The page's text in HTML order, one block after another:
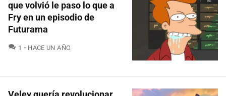
que volvió le paso lo que a
Fry en un episodio de
Futurama
1 COMENTARIOS
HACE UN AÑO